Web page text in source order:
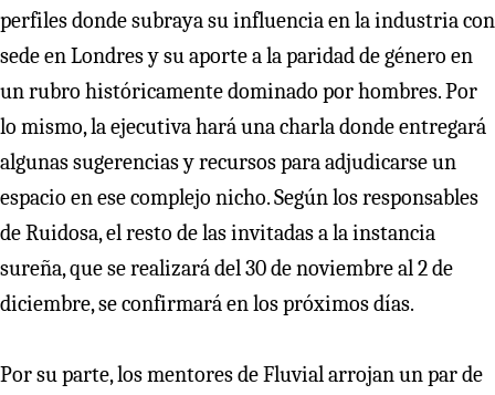
perfiles donde subraya su influencia en la industria con
sede en Londres y su aporte a la paridad de género en
un rubro históricamente dominado por hombres. Por
lo mismo, la ejecutiva hará una charla donde entregará
algunas sugerencias y recursos para adjudicarse un
espacio en ese complejo nicho. Según los responsables
de Ruidosa, el resto de las invitadas a la instancia
sureña, que se realizará del 30 de noviembre al 2 de
diciembre, se confirmará en los próximos días.
Por su parte, los mentores de Fluvial arrojan un par de